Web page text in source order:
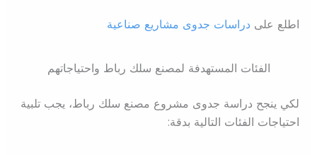
اطلع على دراسات جدوى مشاريع صناعية
الفئات المستهدفة لمصنع سلك رباط واحتياجاتهم
لكي ينجح دراسة جدوى مشروع مصنع سلك رباط، يجب تلبية
احتياجات الفئات التالية بدقة: